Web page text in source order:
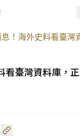
本網站內
譯系統自
！海外史料看臺灣
看臺灣資料庫，正